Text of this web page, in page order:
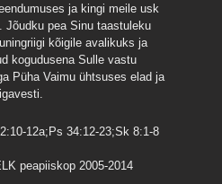
ja kingi meile usk
Jõudku pea Sinu taastuleku
kõigile avalikuks ja
kogudusena Sulle vastu
Püha Vaimu ühtsuses elad ja
12a;Ps 34:12-23;Sk 8:1-8
peapiiskop 2005-2014